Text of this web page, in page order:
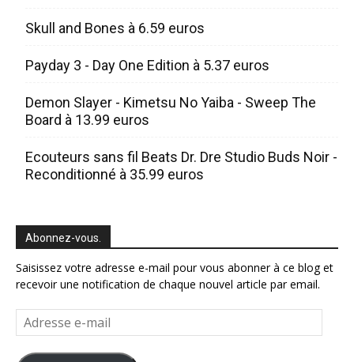
Skull and Bones à 6.59 euros
Payday 3 - Day One Edition à 5.37 euros
Demon Slayer - Kimetsu No Yaiba - Sweep The
Board à 13.99 euros
Ecouteurs sans fil Beats Dr. Dre Studio Buds Noir -
Reconditionné à 35.99 euros
Abonnez-vous.
Saisissez votre adresse e-mail pour vous abonner à ce blog et
recevoir une notification de chaque nouvel article par email.
Adresse
e-
mail